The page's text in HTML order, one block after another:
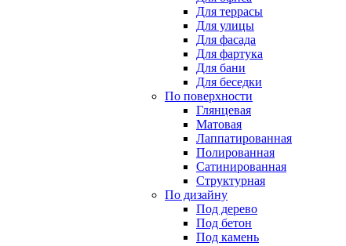
Для террасы
Для улицы
Для фасада
Для фартука
Для бани
Для беседки
По поверхности
Глянцевая
Матовая
Лаппатированная
Полированная
Сатинированная
Структурная
По дизайну
Под дерево
Под бетон
Под камень